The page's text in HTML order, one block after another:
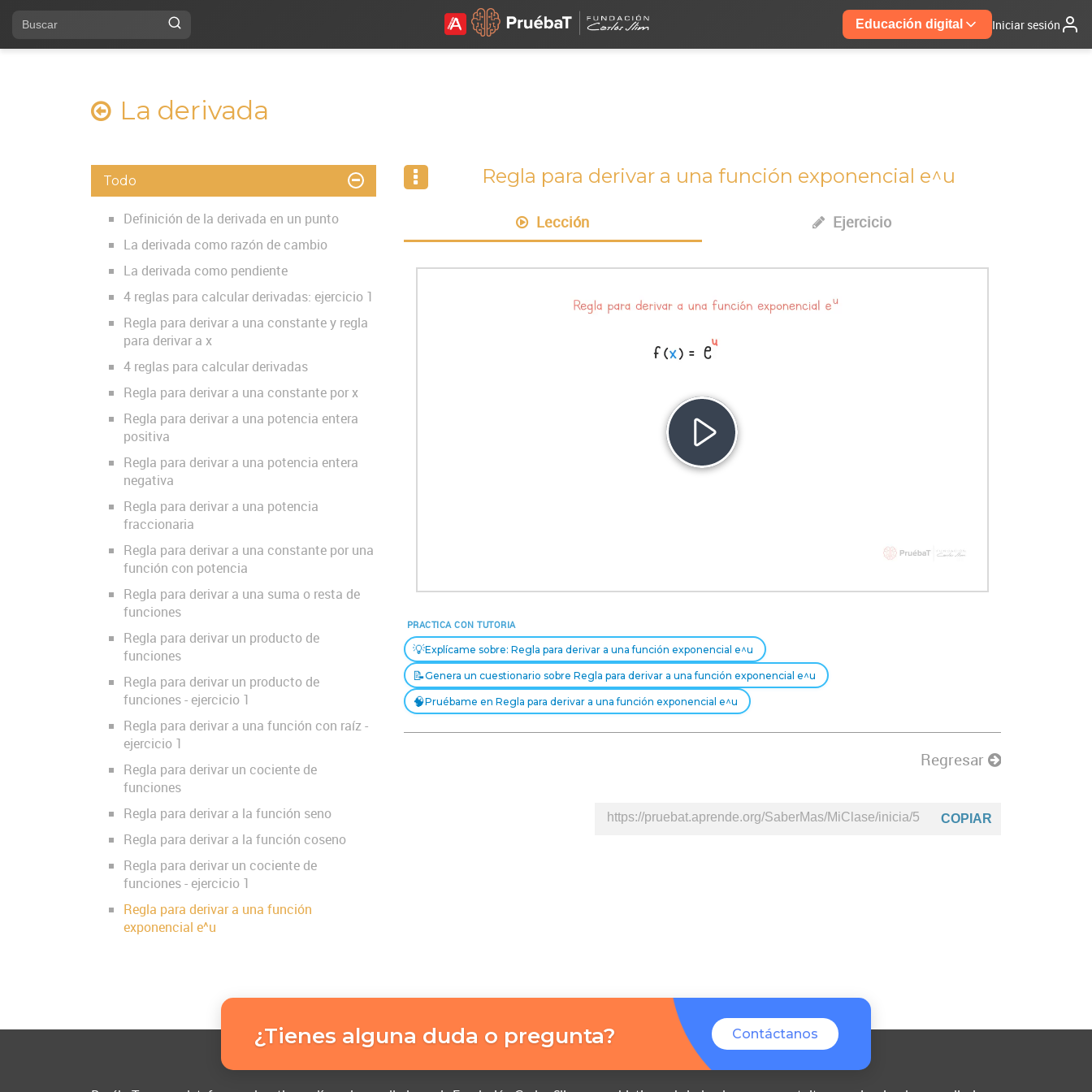
Educación digital Iniciar sesión
La derivada
Todo
Definición de la derivada en un punto
La derivada como razón de cambio
La derivada como pendiente
4 reglas para calcular derivadas: ejercicio 1
Regla para derivar a una constante y regla
para derivar a x
4 reglas para calcular derivadas
Regla para derivar a una constante por x
Regla para derivar a una potencia entera
positiva
Regla para derivar a una potencia entera
negativa
Regla para derivar a una potencia
fraccionaria
Regla para derivar a una constante por una
función con potencia
Regla para derivar a una suma o resta de
funciones
Regla para derivar un producto de
funciones
Regla para derivar un producto de
funciones - ejercicio 1
Regla para derivar a una función con raíz -
ejercicio 1
Regla para derivar un cociente de
funciones
Regla para derivar a la función seno
Regla para derivar a la función coseno
Regla para derivar un cociente de
funciones - ejercicio 1
Regla para derivar a una función
exponencial e^u
Regla para derivar a una función exponencial e^u
Lección Ejercicio
Reproducir
PRACTICA CON TUTORIA
💡Explícame sobre: Regla para derivar a una función exponencial e^u
📝Genera un cuestionario sobre Regla para derivar a una función exponencial e^u
🧠Pruébame en Regla para derivar a una función exponencial e^u
Regresar
COPIAR
¿Tienes alguna duda o pregunta? Contáctanos